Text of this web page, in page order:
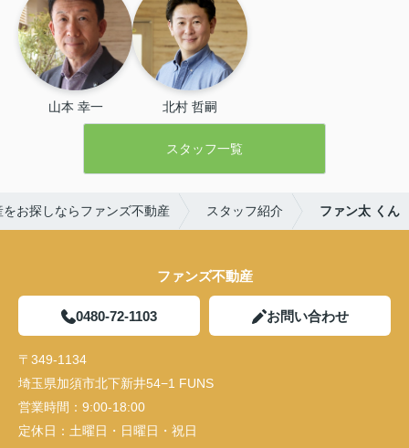
山本 幸一 北村 哲嗣
スタッフ一覧
お探しならファンズ不動産 スタッフ紹介 ファン太 くん
ファンズ不動産
0480-72-1103 お問い合わせ
〒349-1134
埼玉県加須市北下新井54−1 FUNS
営業時間： 9:00-18:00
定休日： 土曜日・日曜日・祝日